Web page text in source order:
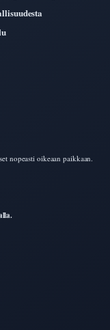
nopeasti oikeaan paikkaan.